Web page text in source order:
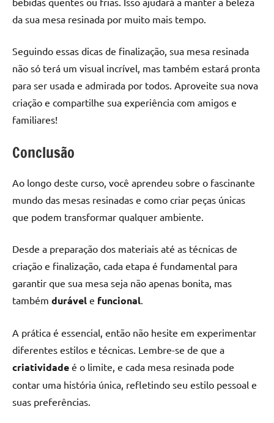
da sua mesa resinada por muito mais tempo.
Seguindo essas dicas de finalização, sua mesa resinada
não só terá um visual incrível, mas também estará pronta
para ser usada e admirada por todos. Aproveite sua nova
criação e compartilhe sua experiência com amigos e
familiares!
Conclusão
Ao longo deste curso, você aprendeu sobre o fascinante
mundo das mesas resinadas e como criar peças únicas
que podem transformar qualquer ambiente.
Desde a preparação dos materiais até as técnicas de
criação e finalização, cada etapa é fundamental para
garantir que sua mesa seja não apenas bonita, mas
também durável e funcional.
A prática é essencial, então não hesite em experimentar
diferentes estilos e técnicas. Lembre-se de que a
criatividade é o limite, e cada mesa resinada pode
contar uma história única, refletindo seu estilo pessoal e
suas preferências.